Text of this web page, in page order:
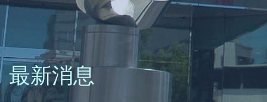
最新消息